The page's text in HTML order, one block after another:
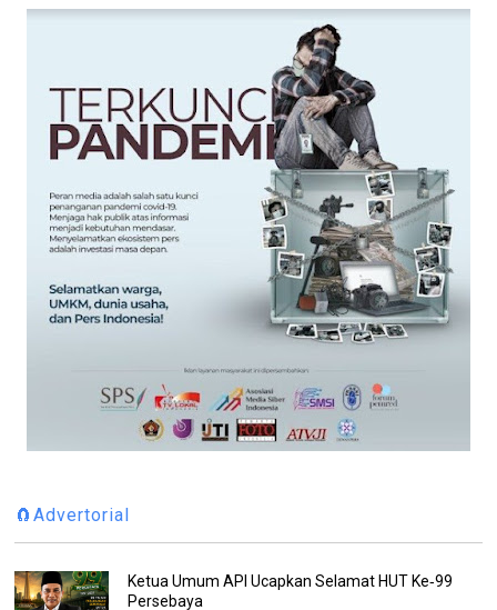
🧲Advertorial
Ketua Umum API Ucapkan Selamat HUT Ke‑99
Persebaya